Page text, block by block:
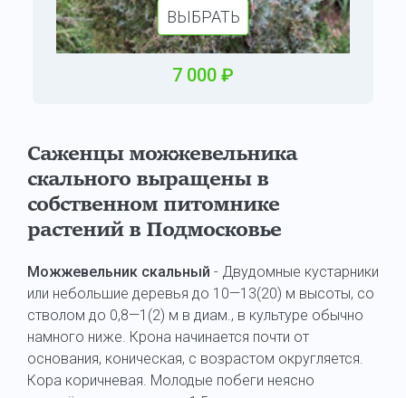
ВЫБРАТЬ
7 000 ₽
Саженцы можжевельника
скального выращены в
собственном питомнике
растений в Подмосковье
Можжевельник скальный - Двудомные кустарники
или небольшие деревья до 10—13(20) м высоты, со
стволом до 0,8—1(2) м в диам., в культуре обычно
намного ниже. Крона начинается почти от
основания, коническая, с возрастом округляется.
Кора коричневая. Молодые побеги неясно